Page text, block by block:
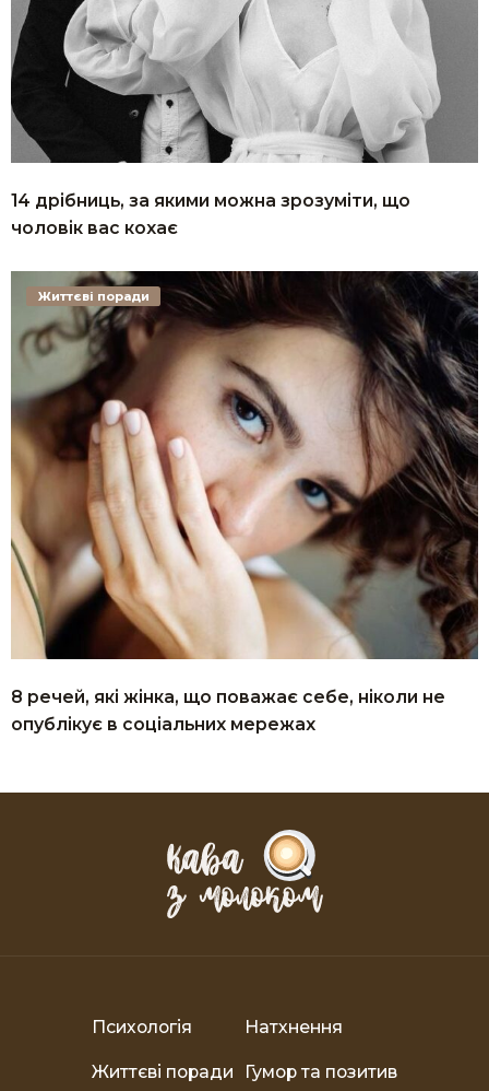
14 дрібниць, за якими можна зрозуміти, що
чоловік вас кохає
8 речей, які жінка, що поважає себе, ніколи не
опублікує в соціальних мережах
Життєві поради
Психологія Натхнення
Життєві поради Гумор та позитив